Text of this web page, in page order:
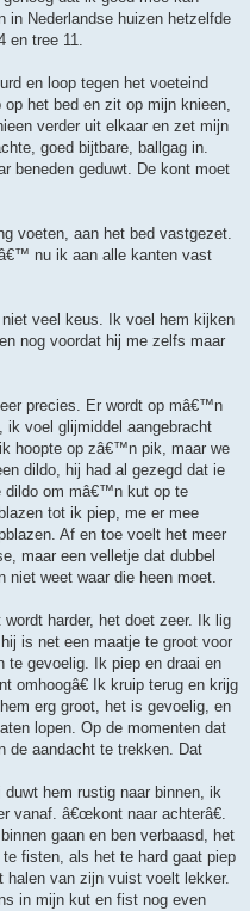
in Nederlandse huizen hetzelfde
en tree 11.
en loop tegen het voeteind
het bed en zit op mijn knieen,
verder uit elkaar en zet mijn
goed bijtbare, ballgag in.
beneden geduwt. De kont moet
voeten, aan het bed vastgezet.
nu ik aan alle kanten vast
veel keus. Ik voel hem kijken
nog voordat hij me zelfs maar
precies. Er wordt op mâ€™n
voel glijmiddel aangebracht
hoopte op zâ€™n pik, maar we
dildo, hij had al gezegd dat ie
dildo om mâ€™n kut op te
tot ik piep, me er mee
Af en toe voelt het meer
maar een velletje dat dubbel
niet weet waar die heen moet.
harder, het doet zeer. Ik lig
is net een maatje te groot voor
gevoelig. Ik piep en draai en
omhoogâ€ Ik kruip terug en krijg
erg groot, het is gevoelig, en
lopen. Op de momenten dat
de aandacht te trekken. Dat
hem rustig naar binnen, ik
vanaf. â€œkont naar achterâ€.
gaan en ben verbaasd, het
fisten, als het te hard gaat piep
van zijn vuist voelt lekker.
in mijn kut en fist nog even